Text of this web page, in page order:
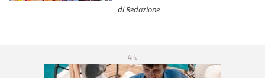
diRedazione
Adv